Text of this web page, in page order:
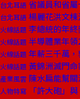
台北耳語 省議員和省
台北耳語 楊麗花洪文
火線話題 李總統的年
火線話題 半導體業年
火線話題 年薪三千萬
火線話題 黃錦洲滅門
產業風雲 陳水扁能幫
人物特寫 「許大砲」